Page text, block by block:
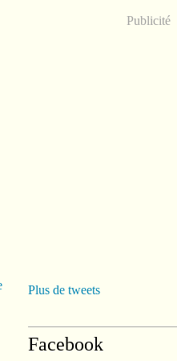
Publicité
Plus de tweets
Facebook